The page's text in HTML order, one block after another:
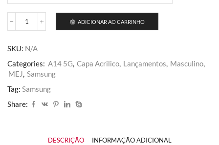
Capa
Masculino
SAMSUNG
A14
MEJ
quantidade
ADICIONAR AO CARRINHO
SKU: N/A
Categories: A14 5G, Capa Acrilico, Lançamentos, Masculino,
MEJ, Samsung
Tag: Samsung
Share:
DESCRIÇÃO INFORMAÇÃO ADICIONAL